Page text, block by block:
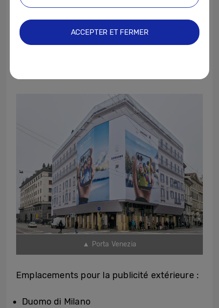
À l’approche de Milano Cortina 2026,
Samsung continue d’associer son message
« Open always wins » à l’atmosphère
ambiante : en créant des moments qui
▲ Porta Venezia
Emplacements pour la publicité extérieure :
Duomo di Milano
ACCEPTER ET FERMER